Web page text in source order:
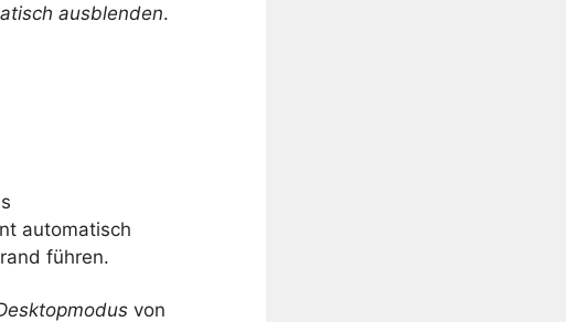
ausblenden.
automatisch
führen.
von